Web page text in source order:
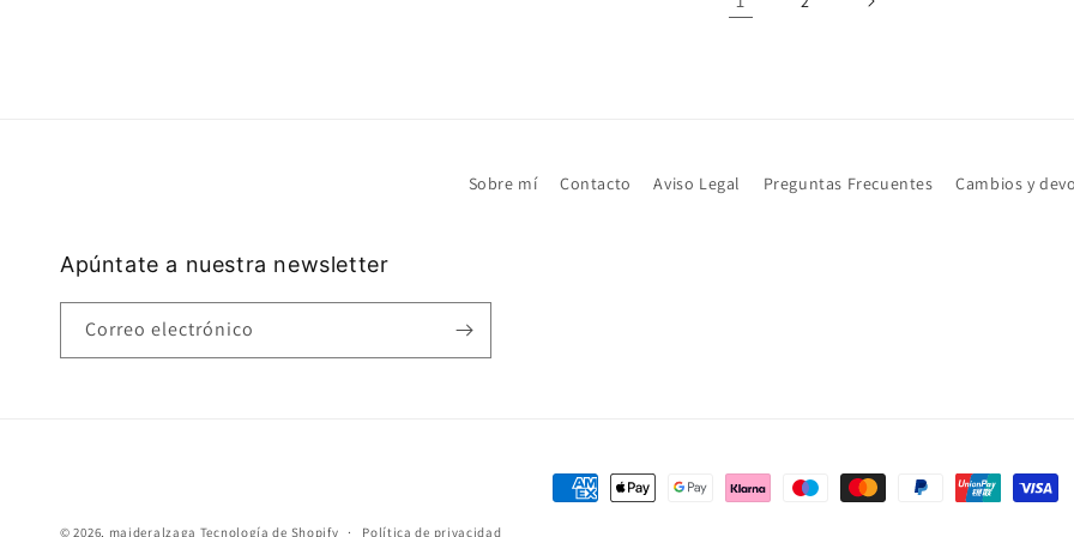
Sobre mí Contacto Aviso Legal Preguntas Frecuentes Cambios y
Apúntate a nuestra newsletter
Correo electrónico
Formas
© 2026, maideralzaga Tecnología de Shopify Política de privacidad